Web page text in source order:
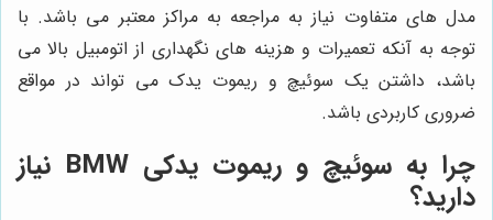
مدل های متفاوت نیاز به مراجعه به مراکز معتبر می باشد. با
توجه به آنکه تعمیرات و هزینه های نگهداری از اتومبیل بالا می
باشد، داشتن یک سوئیچ و ریموت یدک می تواند در مواقع
ضروری کاربردی باشد.
چرا به سوئیچ و ریموت یدکی BMW نیاز
دارید؟